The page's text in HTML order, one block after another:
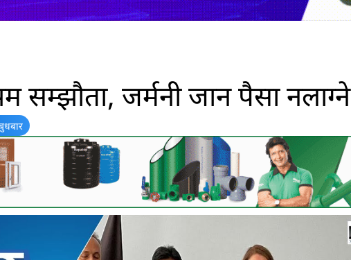
सम्झौता, जर्मनी जान पैसा नलाग्ने